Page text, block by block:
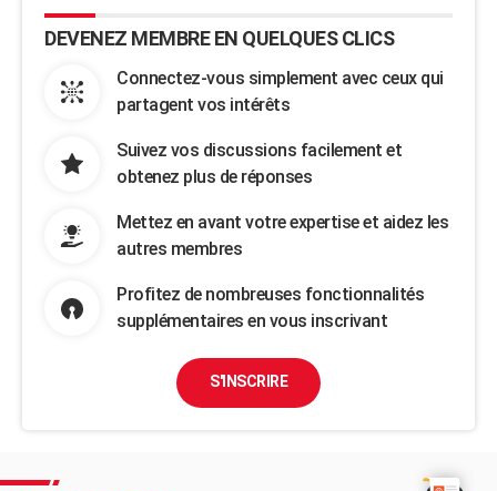
DEVENEZ MEMBRE EN QUELQUES CLICS
Connectez-vous simplement avec ceux qui
partagent vos intérêts
Suivez vos discussions facilement et
obtenez plus de réponses
Mettez en avant votre expertise et aidez les
autres membres
Profitez de nombreuses fonctionnalités
supplémentaires en vous inscrivant
S'INSCRIRE